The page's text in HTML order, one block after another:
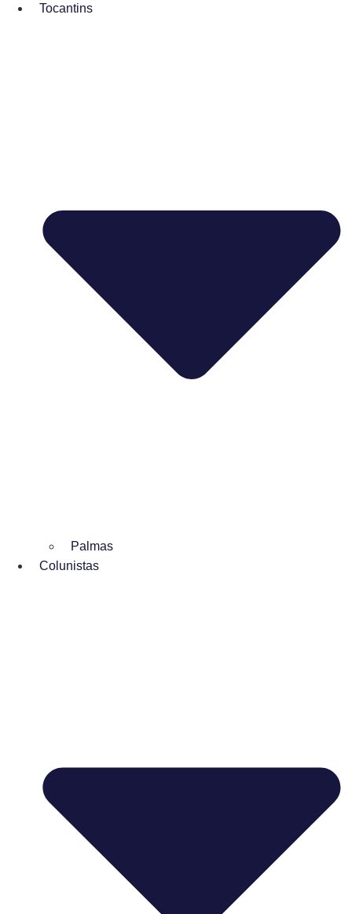
Tocantins
Palmas
Colunistas